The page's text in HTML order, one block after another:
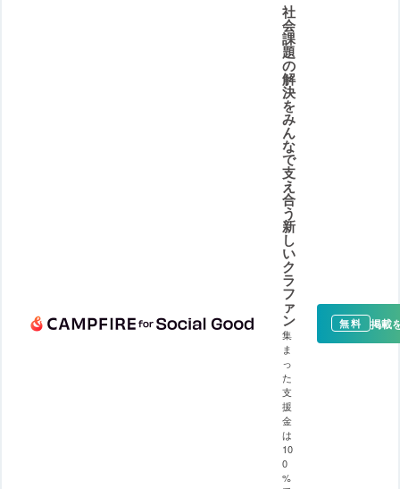
社
会
課
題
の
解
決
を
み
ん
な
で
支
え
合
う
新
し
い
ク
ラ
フ
ァ
ン
集
ま
っ
た
支
援
金
は
10
0
%
無料 掲載